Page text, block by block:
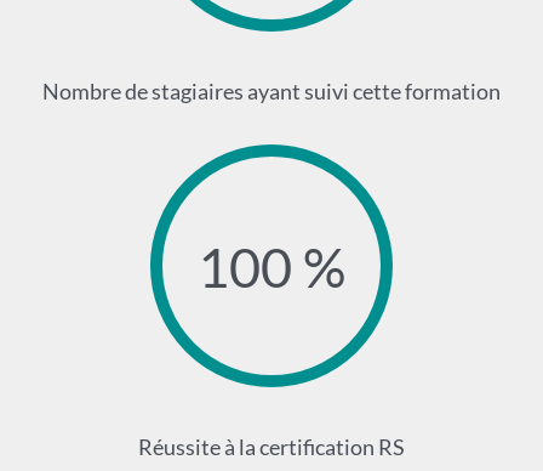
Nombre de stagiaires ayant suivi cette formation
100 %
Réussite à la certification RS